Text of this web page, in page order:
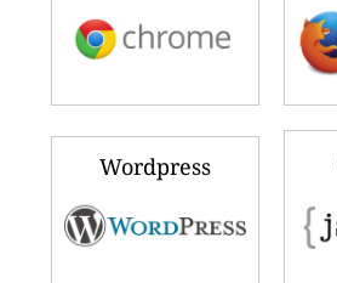
Wordpress